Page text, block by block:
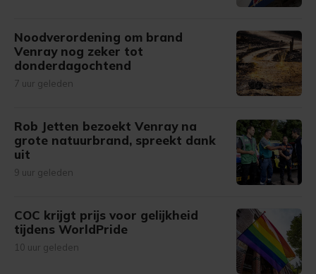
Noodverordening om brand
Venray nog zeker tot
donderdagochtend
7 uur geleden
Rob Jetten bezoekt Venray na
grote natuurbrand, spreekt dank
uit
9 uur geleden
COC krijgt prijs voor gelijkheid
tijdens WorldPride
10 uur geleden